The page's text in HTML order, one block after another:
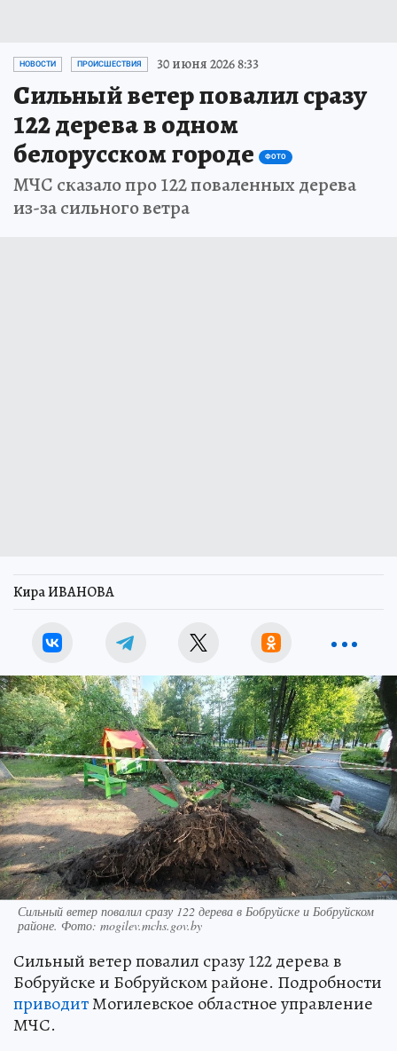
НОВОСТИ ПРОИСШЕСТВИЯ 30 июня 2026 8:33
Сильный ветер повалил сразу
122 дерева в одном
белорусском городе
ФОТО
МЧС сказало про 122 поваленных дерева
из-за сильного ветра
Кира ИВАНОВА
Сильный ветер повалил сразу 122 дерева в Бобруйске и Бобруйском
районе. Фото: mogilev.mchs.gov.by
Сильный ветер повалил сразу 122 дерева в
Бобруйске и Бобруйском районе. Подробности
приводитМогилевское областное управление
МЧС.